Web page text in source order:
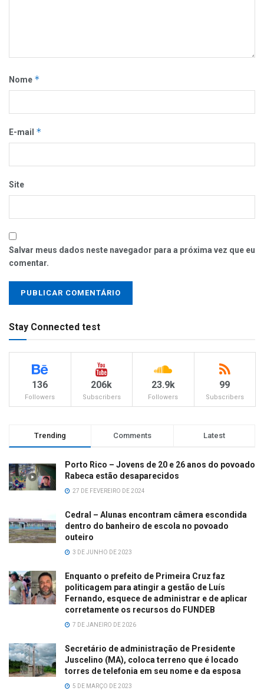
Nome *
E-mail *
Site
Salvar meus dados neste navegador para a próxima vez que eu
comentar.
Stay Connected test
136
Followers
206k
Subscribers
23.9k
Followers
99
Subscribers
Trending Comments Latest
Porto Rico – Jovens de 20 e 26 anos do povoado
Rabeca estão desaparecidos
27 DE FEVEREIRO DE 2024
Cedral – Alunas encontram câmera escondida
dentro do banheiro de escola no povoado
outeiro
3 DE JUNHO DE 2023
Enquanto o prefeito de Primeira Cruz faz
politicagem para atingir a gestão de Luís
Fernando, esquece de administrar e de aplicar
corretamente os recursos do FUNDEB
7 DE JANEIRO DE 2026
Secretário de administração de Presidente
Juscelino (MA), coloca terreno que é locado
torres de telefonia em seu nome e da esposa
5 DE MARÇO DE 2023